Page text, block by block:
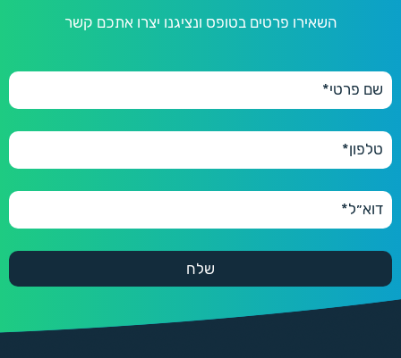
השאירו פרטים בטופס ונציגנו יצרו אתכם קשר